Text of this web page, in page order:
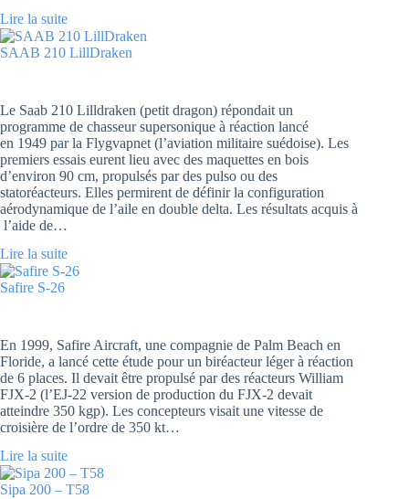
Lire la suite
SAAB 210 LillDraken
Le Saab 210 Lilldraken (petit dragon) répondait un
programme de chasseur supersonique à réaction lancé
en 1949 par la Flygvapnet (l’aviation militaire suédoise). Les
premiers essais eurent lieu avec des maquettes en bois
d’environ 90 cm, propulsés par des pulso ou des
statoréacteurs. Elles permirent de définir la configuration
aérodynamique de l’aile en double delta. Les résultats acquis à
l’aide de…
Lire la suite
Safire S-26
En 1999, Safire Aircraft, une compagnie de Palm Beach en
Floride, a lancé cette étude pour un biréacteur léger à réaction
de 6 places. Il devait être propulsé par des réacteurs William
FJX-2 (l’EJ-22 version de production du FJX-2 devait
atteindre 350 kgp). Les concepteurs visait une vitesse de
croisière de l’ordre de 350 kt…
Lire la suite
Sipa 200 – T58